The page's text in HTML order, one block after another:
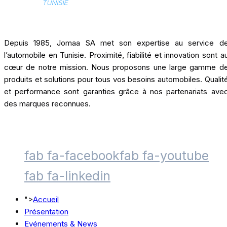
Depuis 1985, Jomaa SA met son expertise au service
l’automobile en Tunisie. Proximité, fiabilité et innovation sont
cœur de notre mission. Nous proposons une large gamme
produits et solutions pour tous vos besoins automobiles.
et performance sont garanties grâce à nos partenariats
des marques reconnues.
fab fa-facebookfab fa-youtube
fab fa-linkedin
">Accueil
Présentation
Evénements & News